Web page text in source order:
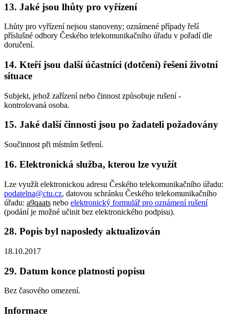
13. Jaké jsou lhůty pro vyřízení
Lhůty pro vyřízení nejsou stanoveny; oznámené případy řeší
příslušné odbory Českého telekomunikačního úřadu v pořadí dle
doručení.
14. Kteří jsou další účastníci (dotčení) řešení životní
situace
Subjekt, jehož zařízení nebo činnost způsobuje rušení -
kontrolovaná osoba.
15. Jaké další činnosti jsou po žadateli požadovány
Součinnost při místním šetření.
16. Elektronická služba, kterou lze využít
Lze využít elektronickou adresu Českého telekomunikačního úřadu:
podatelna@ctu.cz, datovou schránku Českého telekomunikačního
úřadu: a9qaats nebo elektronický formulář pro oznámení rušení
(podání je možné učinit bez elektronického podpisu).
28. Popis byl naposledy aktualizován
18.10.2017
29. Datum konce platnosti popisu
Bez časového omezení.
Informace